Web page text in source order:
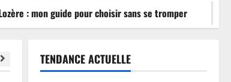
: mon guide pour choisir sans se tromper
TENDANCE ACTUELLE